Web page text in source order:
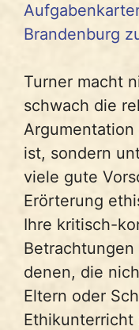
Brandenburg
Turner macht
schwach die
ist, sondern
viele gute
Erörterung
Ihre kritisch-
denen, die
Eltern oder
Ethikunterricht